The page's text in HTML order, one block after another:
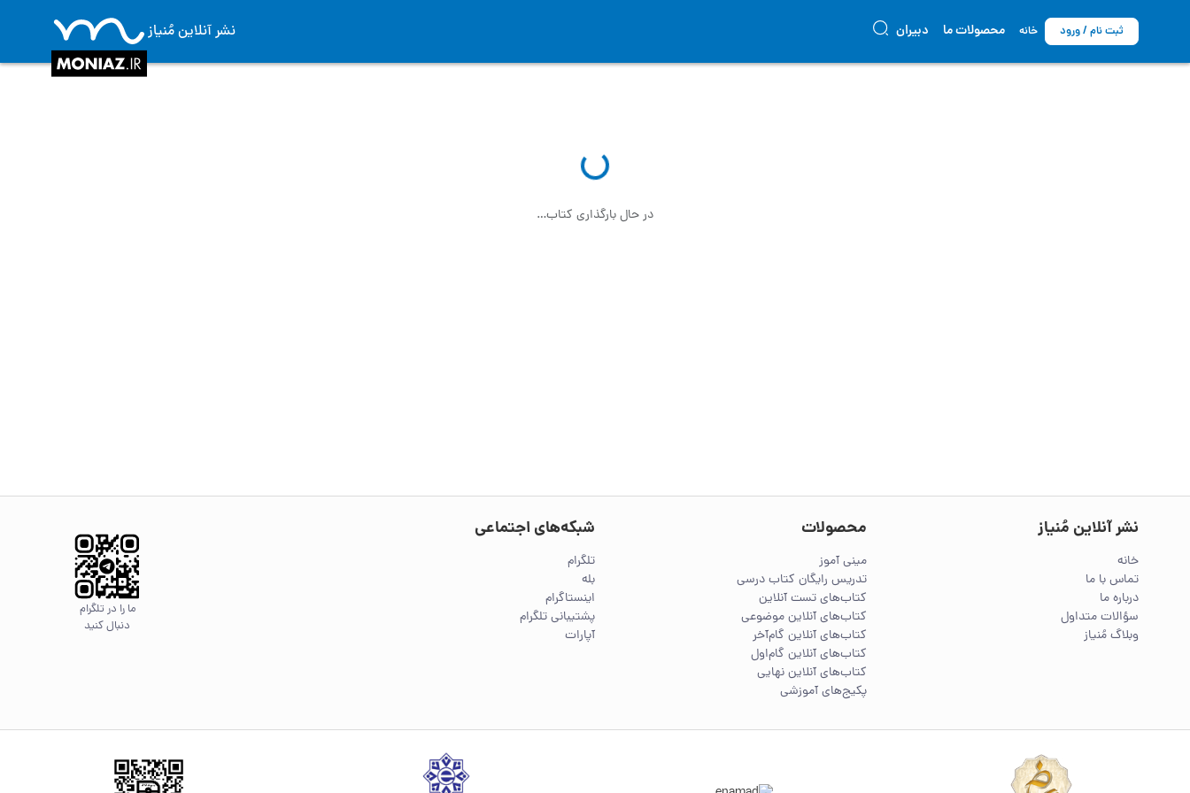
ثبت نام / ورود خانه محصولات ما دبیران نشر آنلاین مُنیاز
در حال بارگذاری کتاب…
نشر آنلاین مُنیاز
خانه
تماس با ما
درباره ما
سؤالات متداول
وبلاگ مُنیاز
محصولات
مینی آموز
تدریس رایگان کتاب درسی
کتاب‌های تست آنلاین
کتاب‌های آنلاین موضوعی
کتاب‌های آنلاین گام‌آخر
کتاب‌های آنلاین گام‌اول
کتاب‌های آنلاین نهایی
پکیج‌های آموزشی
شبکه‌های اجتماعی
تلگرام
بله
اینستاگرام
پشتیبانی تلگرام
آپارات
ما را در تلگرام
دنبال کنید